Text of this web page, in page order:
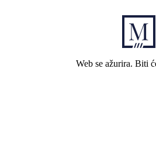
Web se ažurira. Biti